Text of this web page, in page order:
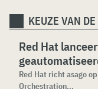
KEUZE VAN
Red Hat
Red Hat richt asago
Orchestration...